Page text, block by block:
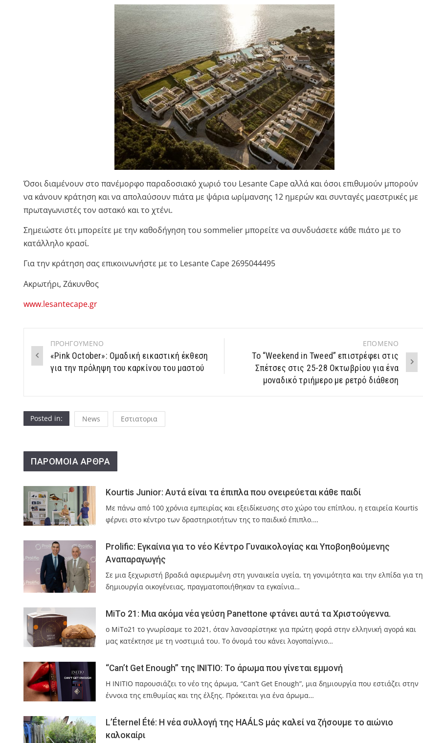
Όσοι διαμένουν στο πανέμορφο παραδοσιακό χωριό του Lesante Cape αλλά και όσοι επιθυμούν μπορούν
να κάνουν κράτηση και να απολαύσουν πιάτα με ψάρια ωρίμανσης 12 ημερών και συνταγές μαεστρικές με
πρωταγωνιστές τον αστακό και το χτένι.
Σημειώστε ότι μπορείτε με την καθοδήγηση του sommelier μπορείτε να συνδυάσετε κάθε πιάτο με το
κατάλληλο κρασί.
Για την κράτηση σας επικοινωνήστε με το Lesante Cape 2695044495
Ακρωτήρι, Ζάκυνθος
www.lesantecape.gr
Post
navigation
ΠΡΟΗΓΟΥΜΕΝΟ
«Pink October»: Ομαδική εικαστική έκθεση
για την πρόληψη του καρκίνου του μαστού
ΕΠΟΜΕΝΟ
Το “Weekend in Tweed” επιστρέφει στις
Σπέτσες στις 25-28 Οκτωβρίου για ένα
μοναδικό τριήμερο με ρετρό διάθεση
Posted in: News Εστιατορια
ΠΑΡΟΜΟΙΑ ΑΡΘΡΑ
Kourtis Junior: Αυτά είναι τα έπιπλα που ονειρεύεται κάθε παιδί
Με πάνω από 100 χρόνια εμπειρίας και εξειδίκευσης στο χώρο του επίπλου, η εταιρεία Kourtis
φέρνει στο κέντρο των δραστηριοτήτων της το παιδικό έπιπλο.…
Prolific: Εγκαίνια για το νέο Κέντρο Γυναικολογίας και Υποβοηθούμενης
Αναπαραγωγής
Σε μια ξεχωριστή βραδιά αφιερωμένη στη γυναικεία υγεία, τη γονιμότητα και την ελπίδα για τη
δημιουργία οικογένειας, πραγματοποιήθηκαν τα εγκαίνια…
MiTo 21: Μια ακόμα νέα γεύση Panettone φτάνει αυτά τα Χριστούγεννα.
ο MiTo21 το γνωρίσαμε το 2021, όταν λανσαρίστηκε για πρώτη φορά στην ελληνική αγορά και
μας κατέκτησε με τη νοστιμιά του. Το όνομά του κάνει λογοπαίγνιο…
“Can’t Get Enough” της INITIO: Το άρωμα που γίνεται εμμονή
Η INITIO παρουσιάζει το νέο της άρωμα, “Can’t Get Enough”, μια δημιουργία που εστιάζει στην
έννοια της επιθυμίας και της έλξης. Πρόκειται για ένα άρωμα…
L’Éternel Été: Η νέα συλλογή της HAÁLS μάς καλεί να ζήσουμε το αιώνιο
καλοκαίρι